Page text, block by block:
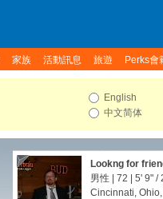
家族 活動訊息 旅遊 Perks會
English
中文简体
Lookng for
男性 | 72 | 5' 9" /
Cincinnati,